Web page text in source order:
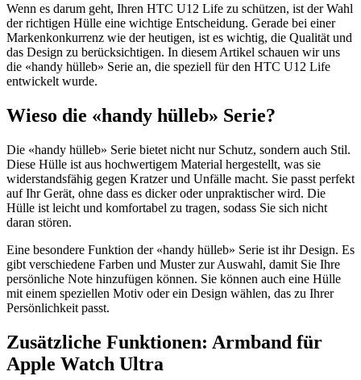
Wenn es darum geht, Ihren HTC U12 Life zu schützen, ist der Wahl
der richtigen Hülle eine wichtige Entscheidung. Gerade bei einer
Markenkonkurrenz wie der heutigen, ist es wichtig, die Qualität und
das Design zu berücksichtigen. In diesem Artikel schauen wir uns
die «handy hülleb» Serie an, die speziell für den HTC U12 Life
entwickelt wurde.
Wieso die «handy hülleb» Serie?
Die «handy hülleb» Serie bietet nicht nur Schutz, sondern auch Stil.
Diese Hülle ist aus hochwertigem Material hergestellt, was sie
widerstandsfähig gegen Kratzer und Unfälle macht. Sie passt perfekt
auf Ihr Gerät, ohne dass es dicker oder unpraktischer wird. Die
Hülle ist leicht und komfortabel zu tragen, sodass Sie sich nicht
daran stören.
Eine besondere Funktion der «handy hülleb» Serie ist ihr Design. Es
gibt verschiedene Farben und Muster zur Auswahl, damit Sie Ihre
persönliche Note hinzufügen können. Sie können auch eine Hülle
mit einem speziellen Motiv oder ein Design wählen, das zu Ihrer
Persönlichkeit passt.
Zusätzliche Funktionen: Armband für
Apple Watch Ultra